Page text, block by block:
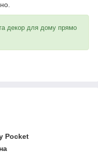
декор для дому прямо
Pocket